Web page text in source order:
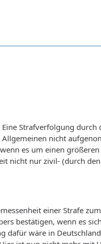
Strafverfolgung durch
nicht
es um einen
nicht nur zivil- (durch
einer Strafe
bestätigen, wenn es
dafür wäre in